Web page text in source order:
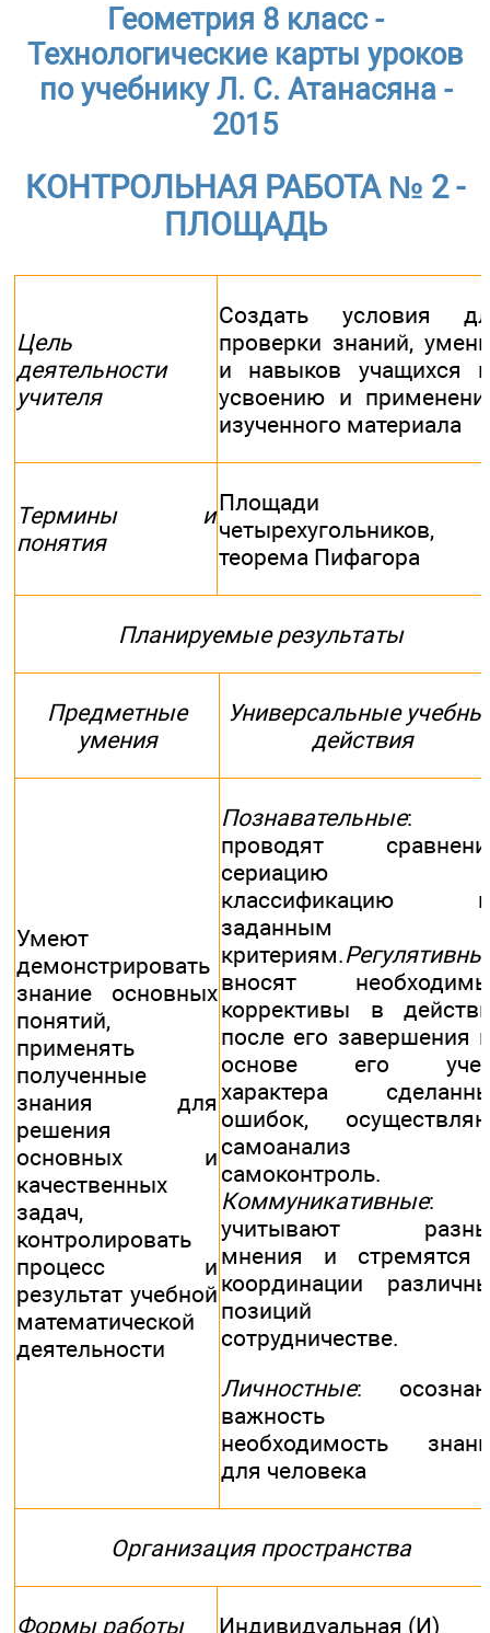
Геометрия 8 класс -
Технологические карты уроков
по учебнику Л. С. Атанасяна -
2015
КОНТРОЛЬНАЯ РАБОТА № 2 -
ПЛОЩАДЬ
Цель
деятельности
учителя
Создать условия
проверки знаний,
и навыков учащихся
усвоению и
изученного материала
Термины и
понятия
Площади
четырехугольников,
теорема Пифагора
Планируемые результаты
Предметные
умения
Универсальные
действия
Умеют
демонстрировать
знание основных
понятий,
применять
полученные
знания для
решения
основных и
качественных
задач,
контролировать
процесс и
результат учебной
математической
деятельности
Познавательные:
проводят
сериацию
классификацию
заданным
критериям.
вносят
коррективы в
после его завершения
основе его
характера
ошибок,
самоанализ
самоконтроль.
Коммуникативные:
учитывают
мнения и стремятся
координации
позиций
сотрудничестве.
Личностные:
важность
необходимость
для человека
Организация пространства
Формы работы Индивидуальная (И)